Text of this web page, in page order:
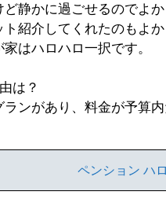
静かに過ごせるのでよか
紹介してくれたのもよか
はハロハロ一択です。
は？
ンがあり、料金が予算内
ペンション ハ